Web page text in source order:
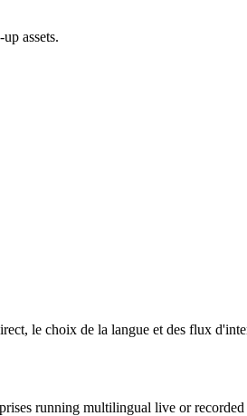
assets.
le choix de la langue et des flux
running multilingual live or